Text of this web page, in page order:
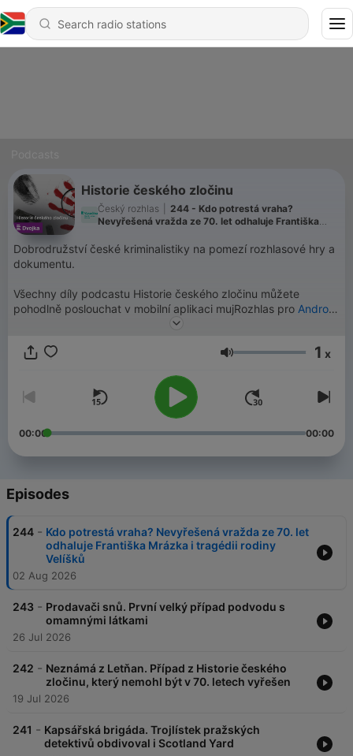
Historie českého zločinu
Český rozhlas
244 - Kdo potrestá vraha?
Nevyřešená vražda ze 70. let odhaluje Františka
Dobrodružství české kriminalistiky na pomezí rozhlasové hry a
dokumentu.
Všechny díly podcastu Historie českého zločinu můžete
pohodlně poslouchat v mobilní aplikaci mujRozhlas pro Android
mujRozhlas.cz
Volume 1 x
00:00 00:00
Episodes
244 - Kdo potrestá vraha? Nevyřešená vražda ze 70. let
odhaluje Františka Mrázka i tragédii rodiny
Velíšků
02 Aug 2026
243 - Prodavači snů. První velký případ podvodu s
omamnými látkami
26 Jul 2026
242 - Neznámá z Letňan. Případ z Historie českého
zločinu, který nemohl být v 70. letech vyřešen
19 Jul 2026
241 - Kapsářská brigáda. Trojlístek pražských
detektivů obdivoval i Scotland Yard